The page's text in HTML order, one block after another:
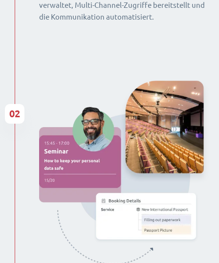
verwaltet, Multi-Channel-Zugriffe bereitstellt und
die Kommunikation automatisiert.
02